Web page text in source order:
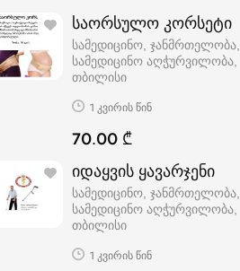
საორსულო კორსეტი
სამედიცინო, ჯანმრთელობა,
სამედიცინო აღჭურვილობა
თბილისი
1 კვირის წინ
70.00 ₾
იდაყვის ყავარჯენი
სამედიცინო, ჯანმრთელობა,
სამედიცინო აღჭურვილობა
თბილისი
1 კვირის წინ